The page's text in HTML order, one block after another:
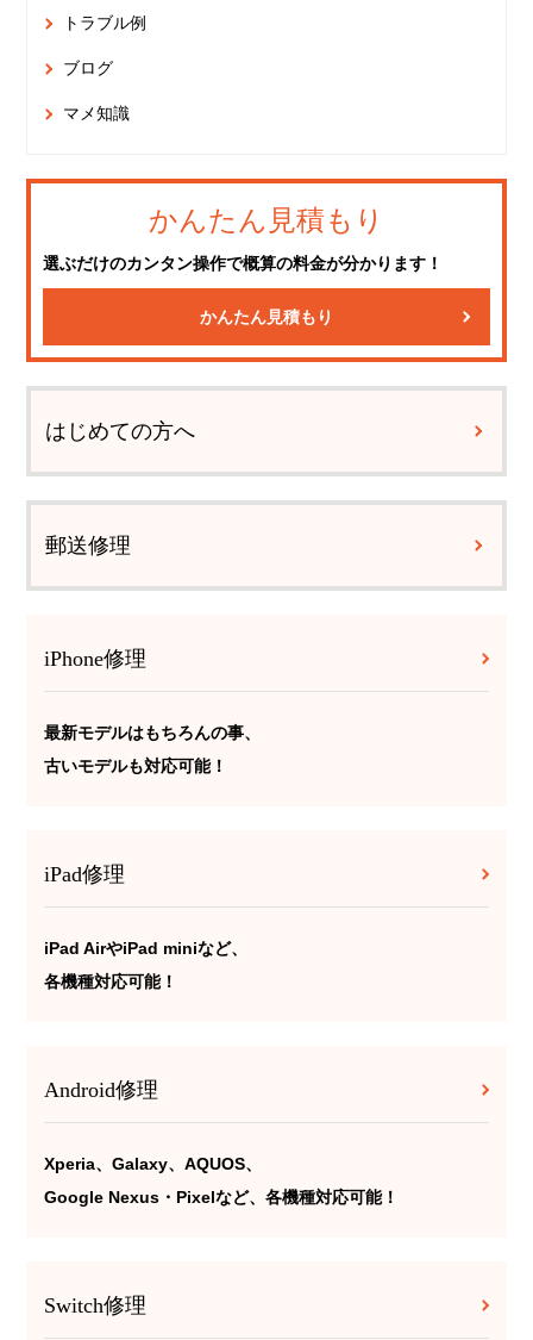
トラブル例
ブログ
マメ知識
かんたん見積もり
選ぶだけのカンタン操作で概算の料金が分かります！
かんたん見積もり
はじめての方へ
郵送修理
iPhone修理
最新モデルはもちろんの事、
古いモデルも対応可能！
iPad修理
iPad AirやiPad miniなど、
各機種対応可能！
Android修理
Xperia、Galaxy、AQUOS、
Google Nexus・Pixelなど、各機種対応可能！
Switch修理